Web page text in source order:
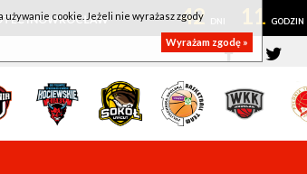
INOWROCŁAW 42 11
używanie cookie. Jeżeli nie wyrażasz zgody
Wyrażam zgodę »